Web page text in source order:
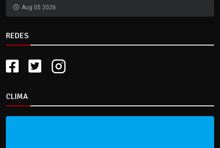
Aug 05 2026
REDES
CLIMA